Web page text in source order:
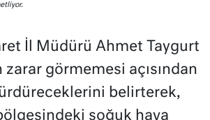
İl Müdürü Ahmet Taygurt
görmemesi açısından
belirterek,
soğuk hava